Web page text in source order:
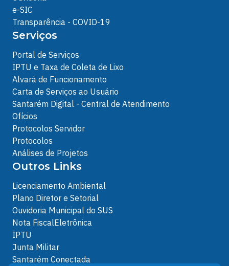
e-SIC
Transparência - COVID-19
Serviços
Portal de Serviços
IPTU e Taxa de Coleta de Lixo
Alvará de Funcionamento
Carta de Serviços ao Usuário
Santarém Digital - Central de Atendimento
Ofícios
Protocolos Servidor
Protocolos
Análises de Projetos
Outros Links
Licenciamento Ambiental
Plano Diretor e Setorial
Ouvidoria Municipal do SUS
Nota FiscalEletrônica
IPTU
Junta Militar
Santarém Conectada